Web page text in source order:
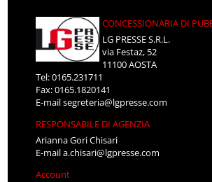
CONCESSIONARIA DI
LG PRESSE S.R.L.
via Festaz, 52
11100 AOSTA
Tel: 0165.231711
Fax: 0165.1820141
E-mailsegreteria@lgpresse.com
RESPONSABILE DI AGENZIA
Arianna Gori Chisari
E-maila.chisari@lgpresse.com
Account